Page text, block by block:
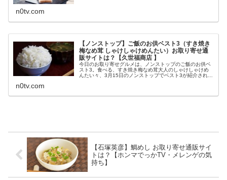
n0tv.com
【ノンストップ】ご飯のお供ベスト3（すき焼き
梅なめ茸 しゃけしゃけめんたい）お取り寄せ通
販サイトは？【久世福商店 】
今日のお取り寄せグルメは、ノンストップのご飯のお供ベ
スト3。食べる、すき焼き梅なめ茸大人のしゃけしゃけめ
んたい々、3月15日のノンストップでベスト3が紹介された
n0tv.com
【石塚英彦】鯛めし お取り寄せ通販サイ
トは？【ホンマでっかTV・メレンゲの気
持ち】